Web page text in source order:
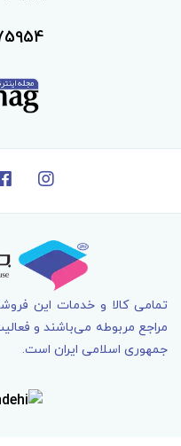
تمامی کالا و خدمات اين
مراجع مربوطه می‌باشند و
جمهوری اسلامی ايران است.